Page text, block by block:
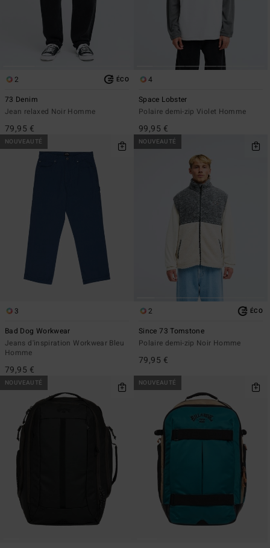
2 ÉCO
73 Denim
Jean relaxed Noir Homme
79,95 €
4
Space Lobster
Polaire demi-zip Violet Homme
99,95 €
NOUVEAUTÉ
3
Bad Dog Workwear
Jeans d'inspiration Workwear Bleu
Homme
79,95 €
NOUVEAUTÉ
2 ÉCO
Since 73 Tomstone
Polaire demi-zip Noir Homme
79,95 €
NOUVEAUTÉ NOUVEAUTÉ